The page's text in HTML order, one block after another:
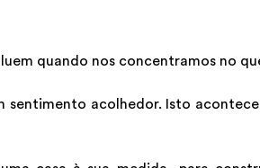
quando nos concentramos no
sentimento acolhedor. Isto